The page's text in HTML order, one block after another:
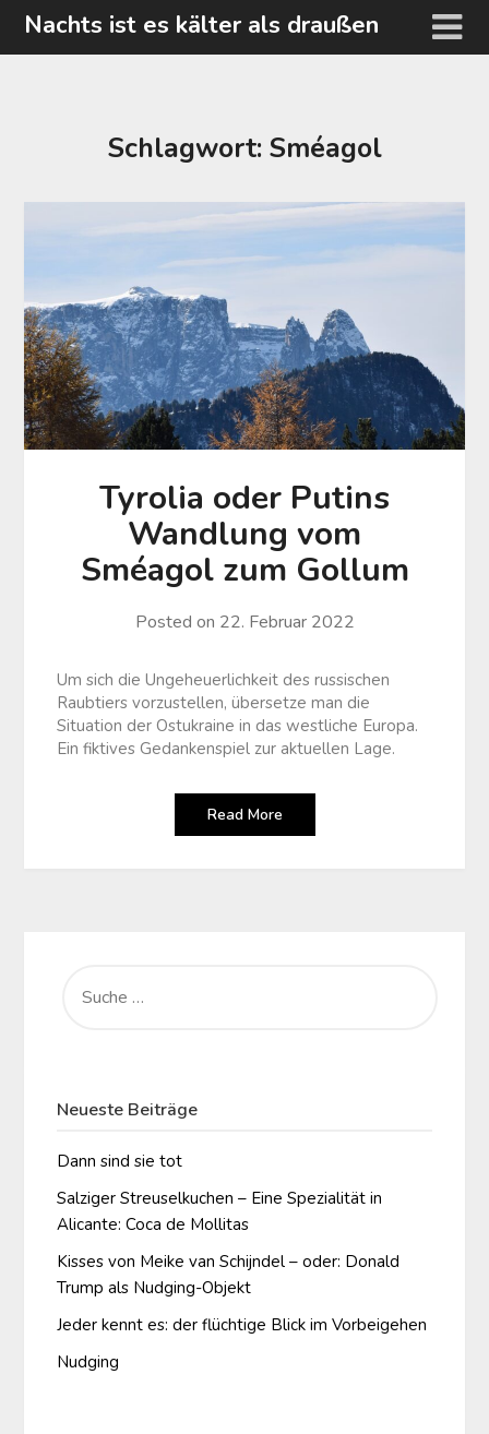
SkipNachts ist es kälter als draußen
Schlagwort: Sméagol
Tyrolia oder Putins
Wandlung vom
Sméagol zum Gollum
Posted on 22. Februar 2022
Um sich die Ungeheuerlichkeit des russischen
Raubtiers vorzustellen, übersetze man die
Situation der Ostukraine in das westliche Europa.
Ein fiktives Gedankenspiel zur aktuellen Lage.
Read More
NACH:
Neueste Beiträge
Dann sind sie tot
Salziger Streuselkuchen – Eine Spezialität in
Alicante: Coca de Mollitas
Kisses von Meike van Schijndel – oder: Donald
Trump als Nudging-Objekt
Jeder kennt es: der flüchtige Blick im Vorbeigehen
Nudging